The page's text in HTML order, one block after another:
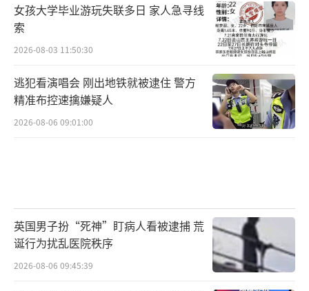
女孩大学毕业游玩失联多日 家人急寻线
索
2026-08-03 11:50:30
逃犯看演唱会 刚出地铁就被逮住 警方
精准布控速擒嫌疑人
2026-08-06 09:01:00
英国男子扮“死神”盯病人看被逮捕 荒
诞行为扰乱医院秩序
2026-08-06 09:45:39